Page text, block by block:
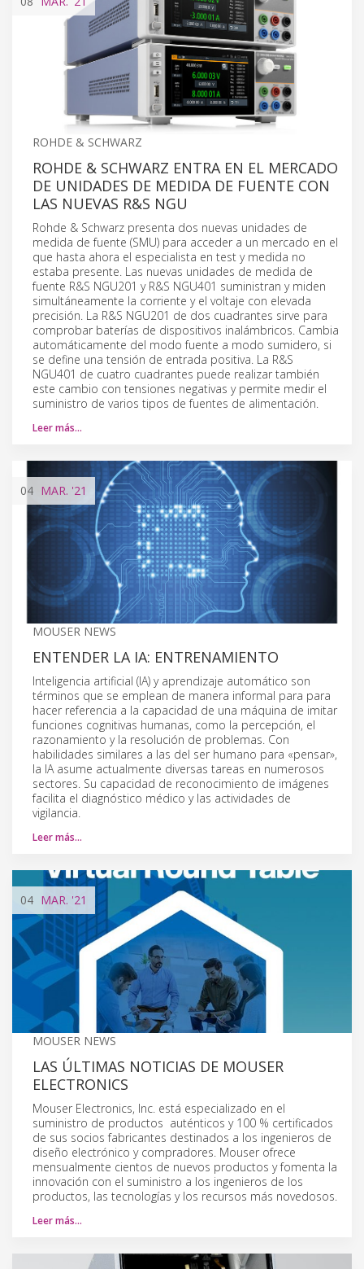
ROHDE & SCHWARZ
ROHDE & SCHWARZ ENTRA EN EL MERCADO
DE UNIDADES DE MEDIDA DE FUENTE CON
LAS NUEVAS R&S NGU
Rohde & Schwarz presenta dos nuevas unidades de
medida de fuente (SMU) para acceder a un mercado en el
que hasta ahora el especialista en test y medida no
estaba presente. Las nuevas unidades de medida de
fuente R&S NGU201 y R&S NGU401 suministran y miden
simultáneamente la corriente y el voltaje con elevada
precisión. La R&S NGU201 de dos cuadrantes sirve para
comprobar baterías de dispositivos inalámbricos. Cambia
automáticamente del modo fuente a modo sumidero, si
se define una tensión de entrada positiva. La R&S
NGU401 de cuatro cuadrantes puede realizar también
este cambio con tensiones negativas y permite medir el
suministro de varios tipos de fuentes de alimentación.
Leer más…
04 MAR. '21
MOUSER NEWS
ENTENDER LA IA: ENTRENAMIENTO
Inteligencia artificial (IA) y aprendizaje automático son
términos que se emplean de manera informal para para
hacer referencia a la capacidad de una máquina de imitar
funciones cognitivas humanas, como la percepción, el
razonamiento y la resolución de problemas. Con
habilidades similares a las del ser humano para «pensar»,
la IA asume actualmente diversas tareas en numerosos
sectores. Su capacidad de reconocimiento de imágenes
facilita el diagnóstico médico y las actividades de
vigilancia.
Leer más…
04 MAR. '21
MOUSER NEWS
LAS ÚLTIMAS NOTICIAS DE MOUSER
ELECTRONICS
Mouser Electronics, Inc. está especializado en el
suministro de productos auténticos y 100 % certificados
de sus socios fabricantes destinados a los ingenieros de
diseño electrónico y compradores. Mouser ofrece
mensualmente cientos de nuevos productos y fomenta la
innovación con el suministro a los ingenieros de los
productos, las tecnologías y los recursos más novedosos.
Leer más…